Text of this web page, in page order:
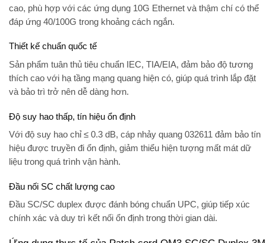
cao, phù hợp với các ứng dụng 10G Ethernet và thậm chí có thể
đáp ứng 40/100G trong khoảng cách ngắn.
Thiết kế chuẩn quốc tế
Sản phẩm tuân thủ tiêu chuẩn
IEC, TIA/EIA, đảm bảo độ tương
thích cao với hạ tầng mạng quang hiện có, giúp quá trình lắp đặt
và bảo trì trở nên dễ dàng hơn.
Độ suy hao thấp, tín hiệu ổn định
Với độ suy hao chỉ ≤ 0.3 dB, cáp nhảy quang 032611 đảm bảo tín
hiệu được truyền đi ổn định, giảm thiểu hiện tượng mất mát dữ
liệu trong quá trình vận hành.
Đầu nối SC chất lượng cao
Đầu SC/SC duplex được đánh bóng chuẩn UPC, giúp tiếp xúc
chính xác và duy trì kết nối ổn định trong thời gian dài.